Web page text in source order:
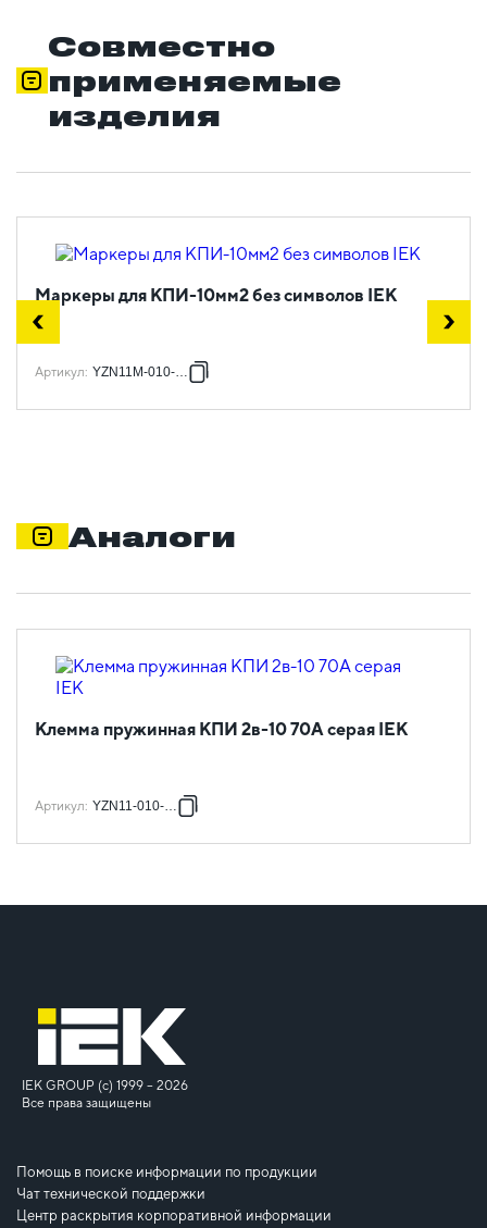
Совместно
применяемые
изделия
Маркеры для КПИ-10мм2 без символов IEK
Артикул: YZN11M-010-K00
Аналоги
Клемма пружинная КПИ 2в-10 70А серая IEK
Артикул: YZN11-010-K03
IEK GROUP (c) 1999 – 2026
Все права защищены
Помощь в поиске информации по продукции
Чат технической поддержки
Центр раскрытия корпоративной информации